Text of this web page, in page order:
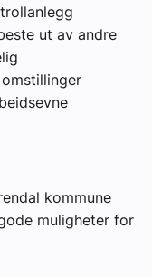
ut av andre
kommune
muligheter for